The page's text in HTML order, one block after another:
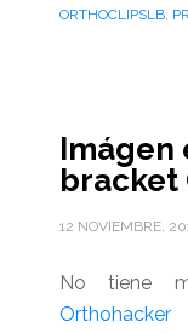
ORTHOCLIPSLB,
Imágen
bracket
12 NOVIEMBRE,
No tiene